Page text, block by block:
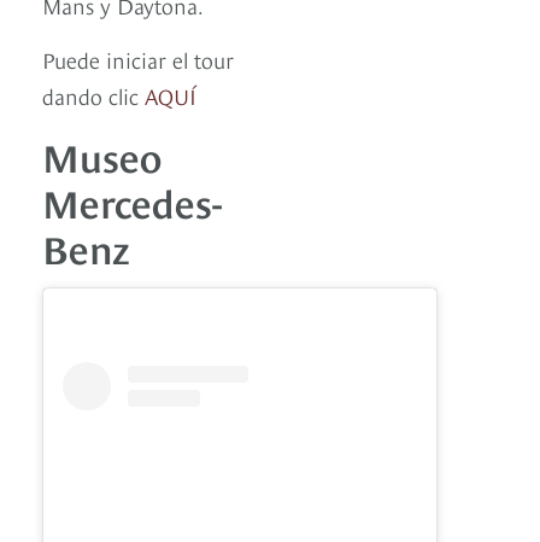
Puede iniciar el tour
dando clic AQUÍ
Museo
Mercedes-
Benz